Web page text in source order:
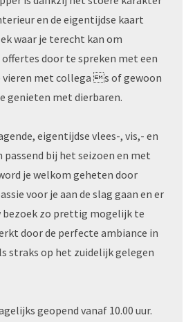
en de eigentijdse kaart
waar je terecht kan om
door te spreken met een
met collega s of gewoon
genieten met dierbaren.
eigentijdse vlees-, vis,- en
bij het seizoen en met
je welkom geheten door
voor je aan de slag gaan en er
bezoek zo prettig mogelijk te
door de perfecte ambiance in
straks op het zuidelijk gelegen
geopend vanaf 10.00 uur.